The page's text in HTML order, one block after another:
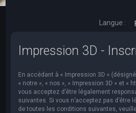
Langue :
Impression 3D -
En accédant à « Impression 3D »
« notre », « nos », « Impression 3D » et «
vous acceptez d’être légalement
suivantes. Si vous n’acceptez pas d’être
de toutes les conditions suivantes,